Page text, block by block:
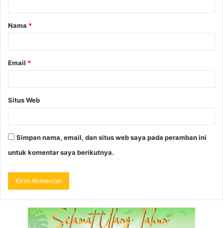
Nama *
Email *
Situs Web
Simpan nama, email, dan situs web saya pada peramban ini
untuk komentar saya berikutnya.